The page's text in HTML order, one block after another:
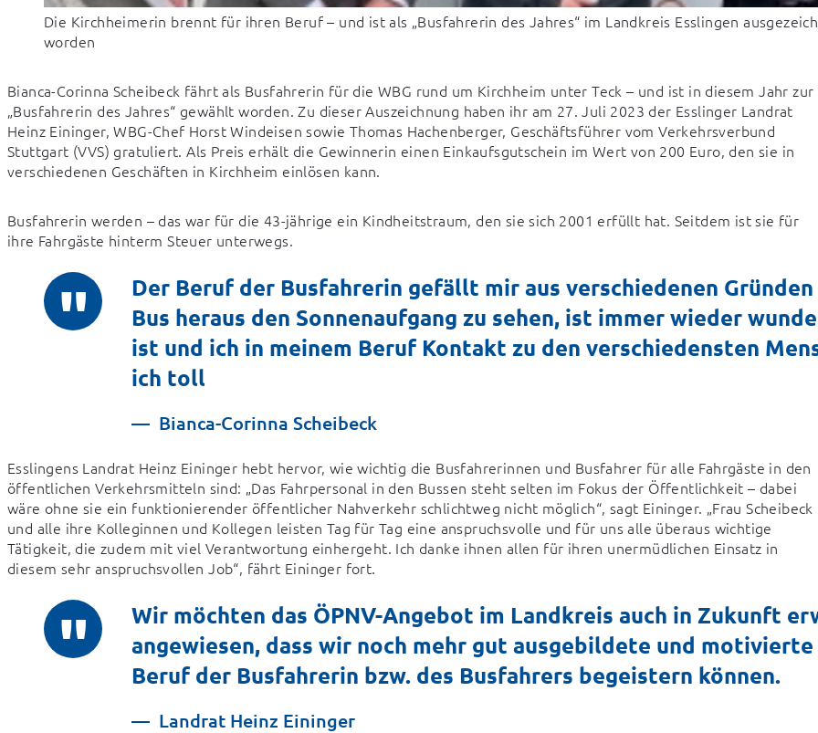
Die Kirchheimerin brennt für ihren Beruf – und ist als „Busfahrerin des Jahres“ im Landkreis Esslingen
worden
Bianca-Corinna Scheibeck fährt als Busfahrerin für die WBG rund um Kirchheim unter Teck – und ist in diesem Jahr zur
„Busfahrerin des Jahres“ gewählt worden. Zu dieser Auszeichnung haben ihr am 27. Juli 2023 der Esslinger Landrat
Heinz Eininger, WBG-Chef Horst Windeisen sowie Thomas Hachenberger, Geschäftsführer vom Verkehrsverbund
Stuttgart (VVS) gratuliert. Als Preis erhält die Gewinnerin einen Einkaufsgutschein im Wert von 200 Euro, den sie in
verschiedenen Geschäften in Kirchheim einlösen kann.
Busfahrerin werden – das war für die 43-jährige ein Kindheitstraum, den sie sich 2001 erfüllt hat. Seitdem ist sie für
ihre Fahrgäste hinterm Steuer unterwegs.
Der Beruf der Busfahrerin gefällt mir aus verschiedenen
Bus heraus den Sonnenaufgang zu sehen, ist immer wieder
ist und ich in meinem Beruf Kontakt zu den verschiedensten
ich toll
Bianca-Corinna Scheibeck
Esslingens Landrat Heinz Eininger hebt hervor, wie wichtig die Busfahrerinnen und Busfahrer für alle Fahrgäste in den
öffentlichen Verkehrsmitteln sind: „Das Fahrpersonal in den Bussen steht selten im Fokus der Öffentlichkeit – dabei
wäre ohne sie ein funktionierender öffentlicher Nahverkehr schlichtweg nicht möglich“, sagt Eininger. „Frau Scheibeck
und alle ihre Kolleginnen und Kollegen leisten Tag für Tag eine anspruchsvolle und für uns alle überaus wichtige
Tätigkeit, die zudem mit viel Verantwortung einhergeht. Ich danke ihnen allen für ihren unermüdlichen Einsatz in
diesem sehr anspruchsvollen Job“, fährt Eininger fort.
Wir möchten das ÖPNV-Angebot im Landkreis auch in Zukunft
angewiesen, dass wir noch mehr gut ausgebildete und
Beruf der Busfahrerin bzw. des Busfahrers begeistern können.
Landrat Heinz Eininger